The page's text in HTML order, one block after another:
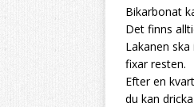
Bikarbonat
Det finns
Lakanen
fixar resten.
Efter en
du kan